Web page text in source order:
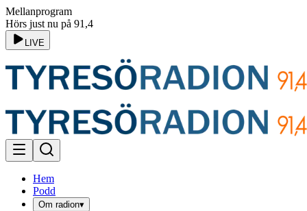
Mellanprogram
Hörs just nu på 91,4
LIVE
Hem
Podd
Om radion▾